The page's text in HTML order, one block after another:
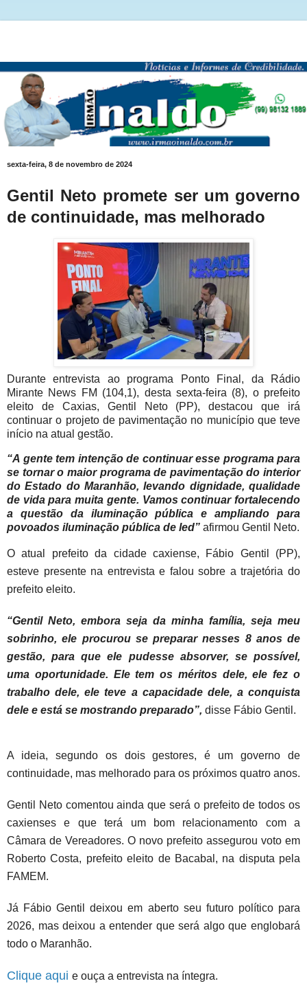
sexta-feira, 8 de novembro de 2024
Gentil Neto promete ser um governo
de continuidade, mas melhorado
Durante entrevista ao programa Ponto Final, da Rádio
Mirante News FM (104,1), desta sexta-feira (8), o prefeito
eleito de Caxias, Gentil Neto (PP), destacou que irá
continuar o projeto de pavimentação no município que teve
início na atual gestão.
“A gente tem intenção de continuar esse programa para
se tornar o maior programa de pavimentação do interior
do Estado do Maranhão, levando dignidade, qualidade
de vida para muita gente. Vamos continuar fortalecendo
a questão da iluminação pública e ampliando para
povoados iluminação pública de led” afirmou Gentil Neto.
O atual prefeito da cidade caxiense, Fábio Gentil (PP),
esteve presente na entrevista e falou sobre a trajetória do
prefeito eleito.
“Gentil Neto, embora seja da minha família, seja meu
sobrinho, ele procurou se preparar nesses 8 anos de
gestão, para que ele pudesse absorver, se possível,
uma oportunidade. Ele tem os méritos dele, ele fez o
trabalho dele, ele teve a capacidade dele, a conquista
dele e está se mostrando preparado”, disse Fábio Gentil.
A ideia, segundo os dois gestores, é um governo de
continuidade, mas melhorado para os próximos quatro anos.
Gentil Neto comentou ainda que será o prefeito de todos os
caxienses e que terá um bom relacionamento com a
Câmara de Vereadores. O novo prefeito assegurou voto em
Roberto Costa, prefeito eleito de Bacabal, na disputa pela
FAMEM.
Já Fábio Gentil deixou em aberto seu futuro político para
2026, mas deixou a entender que será algo que englobará
todo o Maranhão.
Clique aqui e ouça a entrevista na íntegra.